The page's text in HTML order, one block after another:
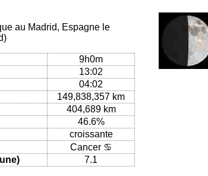
au Madrid, Espagne le
9h0m
13:02
04:02
149,838,357 km
404,689 km
46.6%
croissante
Cancer ♋
7.1